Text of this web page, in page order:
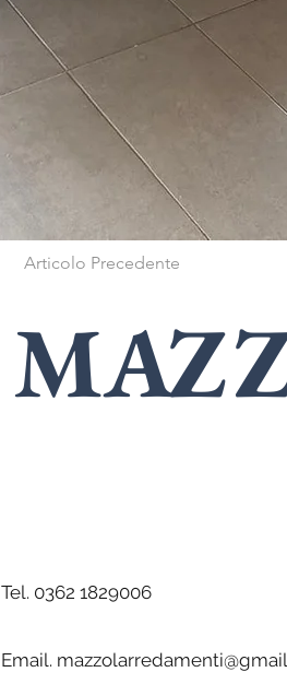
Articolo Precedente
Tel. 0362 1829006
Email.